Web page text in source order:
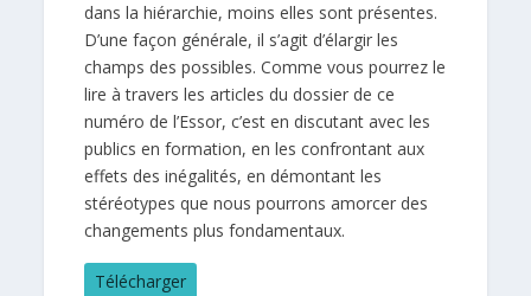
dans la hiérarchie, moins elles sont présentes.
D’une façon générale, il s’agit d’élargir les
champs des possibles. Comme vous pourrez le
lire à travers les articles du dossier de ce
numéro de l’Essor, c’est en discutant avec les
publics en formation, en les confrontant aux
effets des inégalités, en démontant les
stéréotypes que nous pourrons amorcer des
changements plus fondamentaux.
Télécharger